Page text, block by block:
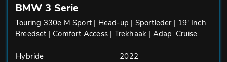
BMW 3 Serie
Touring 330e M Sport | Head-up | Sportleder | 19' Inch
Breedset | Comfort Access | Trekhaak | Adap. Cruise
Hybride
2022